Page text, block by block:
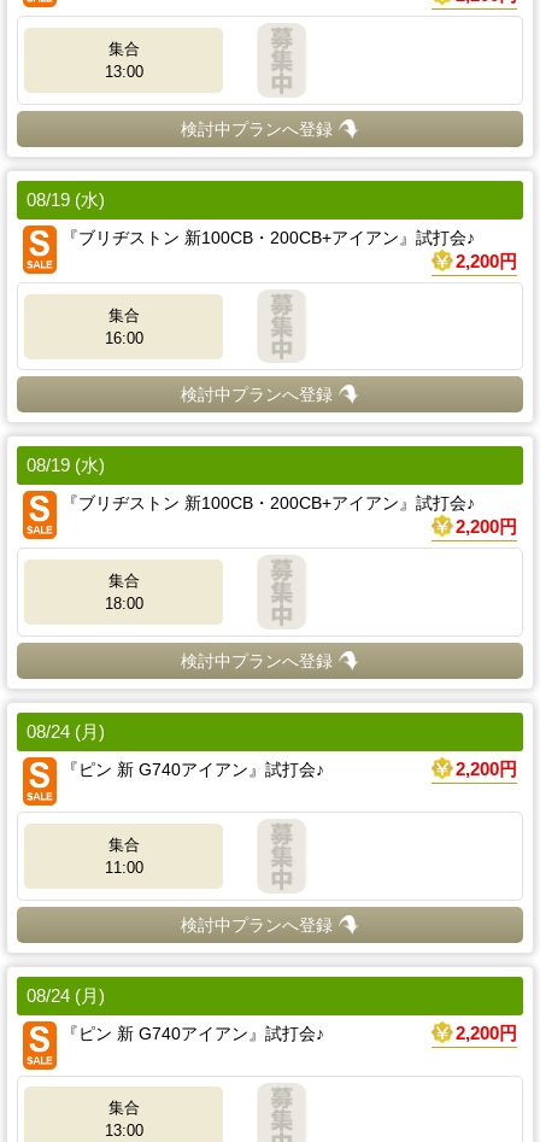
集合
13:00
検討中プランへ登録
08/19 (水)
『ブリヂストン 新100CB・200CB+アイアン』試打会♪
2,200円
集合
16:00
検討中プランへ登録
08/19 (水)
『ブリヂストン 新100CB・200CB+アイアン』試打会♪
2,200円
集合
18:00
検討中プランへ登録
08/24 (月)
『ピン 新 G740アイアン』試打会♪
2,200円
集合
11:00
検討中プランへ登録
08/24 (月)
『ピン 新 G740アイアン』試打会♪
2,200円
集合
13:00